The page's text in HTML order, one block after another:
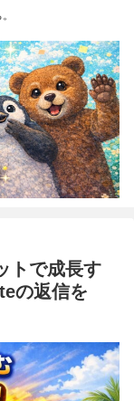
トで成長す
の返信を